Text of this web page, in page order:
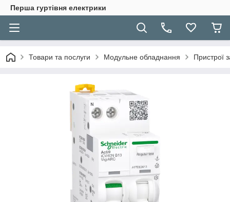
Перша гуртівня електрики
Товари та послуги Модульне обладнання Пристрої